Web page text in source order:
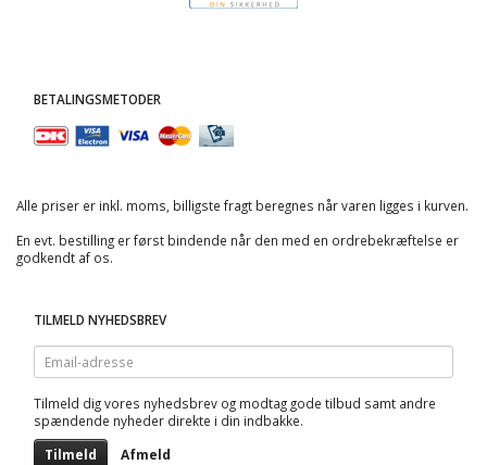
BETALINGSMETODER
Alle priser er inkl. moms, billigste fragt beregnes når varen ligges i kurven.
En evt. bestilling er først bindende når den med en ordrebekræftelse er
godkendt af os.
TILMELD NYHEDSBREV
Email-
adresse
Tilmeld dig vores nyhedsbrev og modtag gode tilbud samt andre
spændende nyheder direkte i din indbakke.
Tilmeld Afmeld